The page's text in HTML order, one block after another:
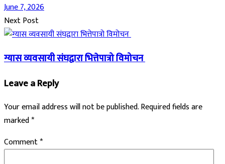
June 7, 2026
Next Post
ग्यास व्यवसायी संघद्वारा भित्तेपात्रो विमोचन
Leave a Reply
Your email address will not be published.Required fields are
marked*
Comment*